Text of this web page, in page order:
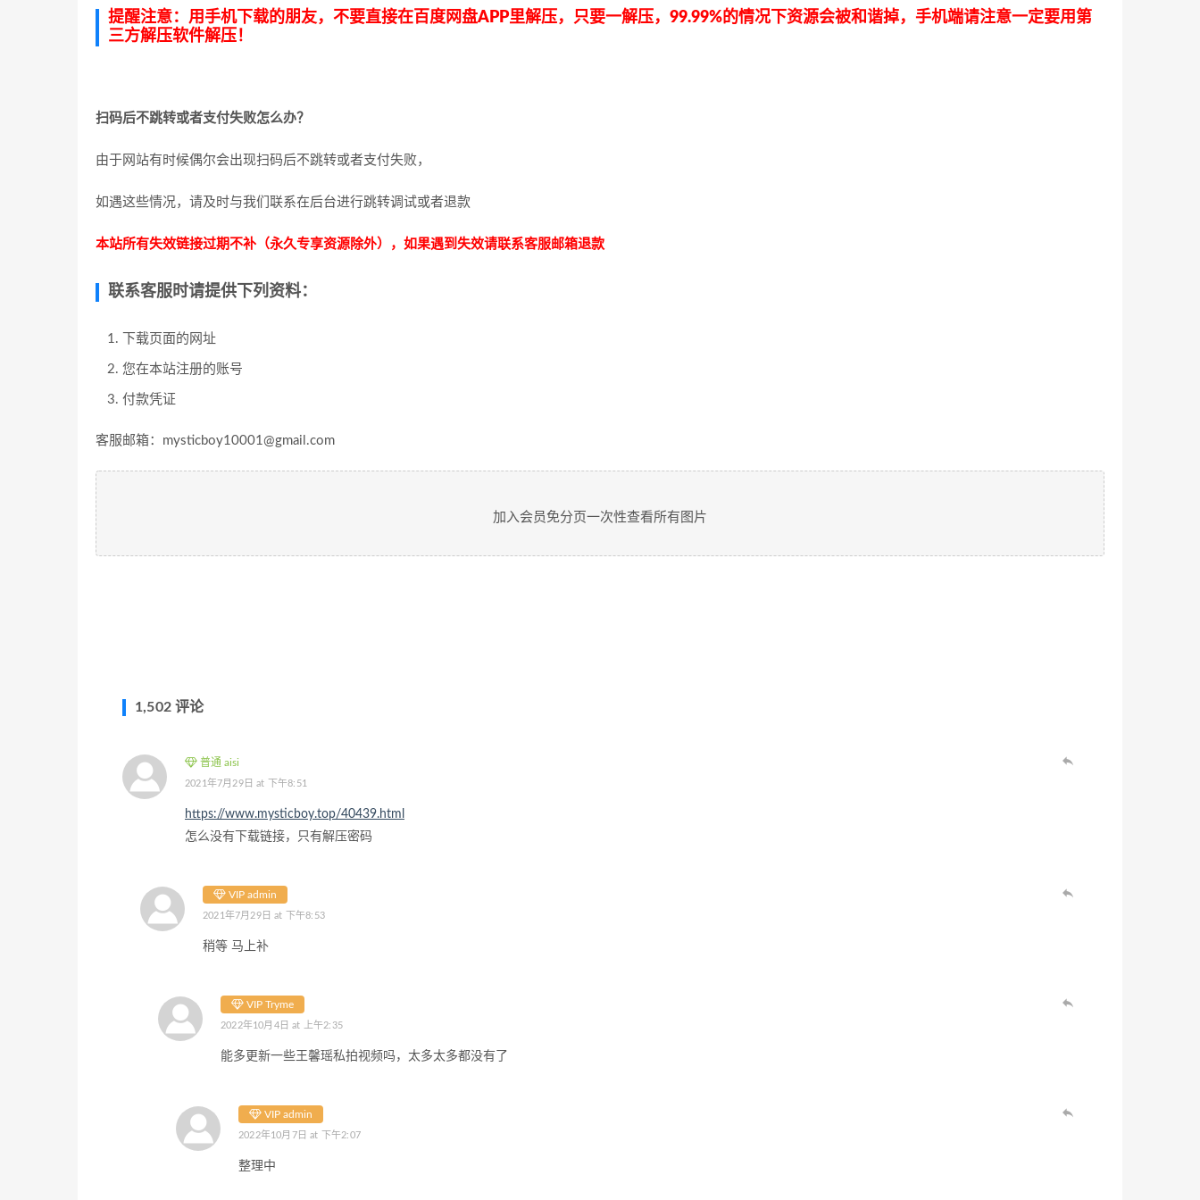
提醒注意：用手机下载的朋友，不要直接在百度网盘APP里解压，只要一解压，99.99%的情况下资源会被和谐掉，手机端请注意一定要用第
三方解压软件解压！
扫码后不跳转或者支付失败怎么办？
由于网站有时候偶尔会出现扫码后不跳转或者支付失败，
如遇这些情况，请及时与我们联系在后台进行跳转调试或者退款
本站所有失效链接过期不补（永久专享资源除外），如果遇到失效请联系客服邮箱退款
联系客服时请提供下列资料：
下载页面的网址
您在本站注册的账号
付款凭证
客服邮箱：mysticboy10001@gmail.com
加入会员免分页一次性查看所有图片
1,502 评论
普通 aisi
2021年7月29日 at 下午8:51
https://www.mysticboy.top/40439.html
怎么没有下载链接，只有解压密码
VIP admin
2021年7月29日 at 下午8:53
稍等 马上补
VIP Tryme
2022年10月4日 at 上午2:35
能多更新一些王馨瑶私拍视频吗，太多太多都没有了
VIP admin
2022年10月7日 at 下午2:07
整理中